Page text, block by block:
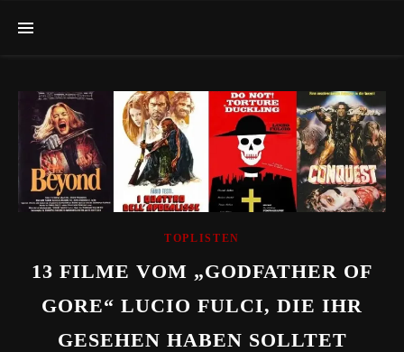
TOPLISTEN
13 FILME VOM „GODFATHER OF
GORE“ LUCIO FULCI, DIE IHR
GESEHEN HABEN SOLLTET